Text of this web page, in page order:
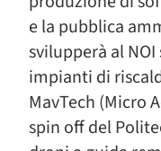
e la pubblica
svilupperà al
impianti di
MavTech (Micro
spin off del